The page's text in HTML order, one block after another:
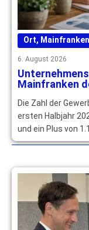
Ort, Mainfranken
6. August 2026
Mainfranken
Die Zahl der
ersten Halbjahr
und ein Plus von